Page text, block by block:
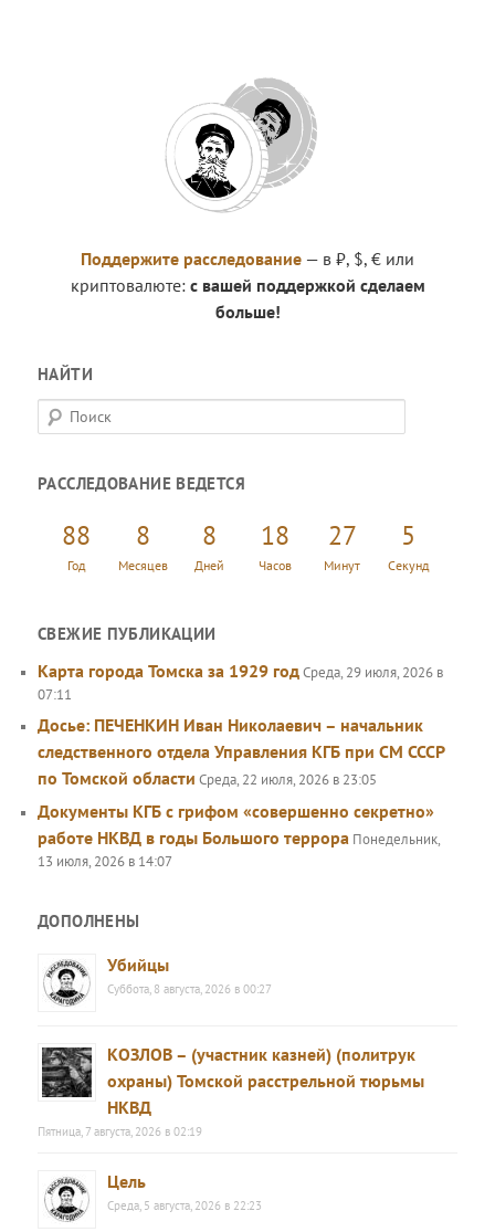
Поддержите расследование — в ₽, $, € или
криптовалюте: с вашей поддержкой сделаем
больше!
НАЙТИ
П
о
с
РАССЛЕДОВАНИЕ ВЕДЕТСЯ
88
Год
8
Месяцев
8
Дней
18
Часов
27
Минут
5
Секунд
СВЕЖИЕ ПУБЛИКАЦИИ
Карта города Томска за 1929 годСреда, 29 июля, 2026 в
07:11
Досье: ПЕЧЕНКИН Иван Николаевич – начальник
следственного отдела Управления КГБ при СМ СССР
по Томской области Среда, 22 июля, 2026 в 23:05
Документы КГБ с грифом «совершенно секретно»
работе НКВД в годы Большого террора Понедельник,
13 июля, 2026 в 14:07
ДОПОЛНЕНЫ
Убийцы
Суббота, 8 августа, 2026 в 00:27
КОЗЛОВ – (участник казней) (политрук
охраны) Томской расстрельной тюрьмы
НКВД
Пятница, 7 августа, 2026 в 02:19
Цель
Среда, 5 августа, 2026 в 22:23